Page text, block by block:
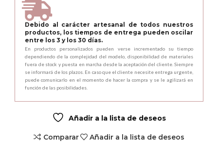
Debido al carácter artesanal de todos nuestros
productos, los tiempos de entrega pueden oscilar
entre los 3 y los 30 días.
En productos personalizados pueden verse incrementado su tiempo
dependiendo de la complejidad del modelo, disponibilidad de materiales
fuera de stock y puesta en marcha desde la aceptación del cliente. Siempre
se informará de los plazos. En caso que el cliente necesite entrega urgente,
puede comunicarlo en el momento de hacer la compra y se le agilizará en
función de las posibilidades.
Añadir a la lista de deseos
Comparar Añadir a la lista de deseos